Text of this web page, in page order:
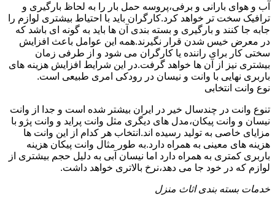
آب و هوای بارانی و برفی،پروسه حمل بار را به لحاظ بارگیری و
ترافیک سخت تر خواهد کرد.کارگران باید با احتیاط بیشتری لوازم را
جابه جا کنند و بارگیری و بسته بندی آن ها باید به گونه ای باشد که
در معرض خیس شدن قرار نگیرند.همه این عوامل باعث افزایش
سختی کار برای راننده یا کارگران می شود و از طرفی زمان
بیشتری نیز از آن ها خواهد گرفت.در این شرایط افزایش هزینه های
باربری نهایی با وانت و نیسان در رودکی امری طبیعی است.
نوع وانت انتخابی
تنوع وانت در چندسال خیر در ایران بیشتر شده است و جدا از وانت
نیسان و وانت پیکان،مدل های دیگری مثل وانت پراید و وانت پژو با
مزایای خاصی به تولید رسیده اند.انتخاب هر کدام از این وانت ها
هزینه های معینی به همراه دارد.به طور مثال وانت پیکان هزینه
باربری کمتری به همراه دارد اما نیسان آبی به دلیل حجم بیشتری از
لوازم که در خود جا می دهد،نرخ بالاتری خواهد داشت.
خدمات بسته بندی اثاث منزل